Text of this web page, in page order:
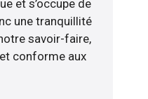
et s’occupe de
une tranquillité
savoir-faire,
conforme aux